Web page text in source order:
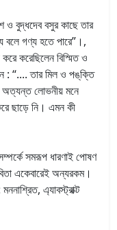
ও বুদ্ধদেব বসুর কাছে তার
বলে গণ্য হতে পারে”।,
করেছিলেন বিস্মিত ও
“.... তার মিল ও পঙ্‌ক্তি
অত্যন্ত লোভনীয় মনে
ছাড়ে নি। এমন কী
সমরূপ ধারণাই পোষণ
একেবারেই অন্যরকম।
এ্যাবস্ট্রাক্ট